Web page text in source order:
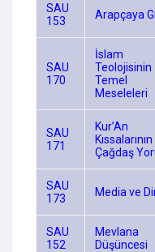
SAU
153
Arapçaya
SAU
170
İslam
Teolojisinin
Temel
Meseleleri
SAU
171
Kur’An
Kıssalarının
Çağdaş
SAU
173
Media ve
SAU
152
Mevlana
Düşüncesi